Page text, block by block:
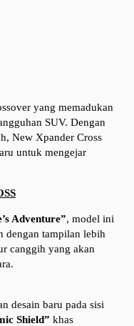
yang memadukan
SUV. Dengan
New Xpander Cross
untuk mengejar
Adventure”, model ini
dengan tampilan lebih
canggih yang akan
desain baru pada sisi
Shield” khas